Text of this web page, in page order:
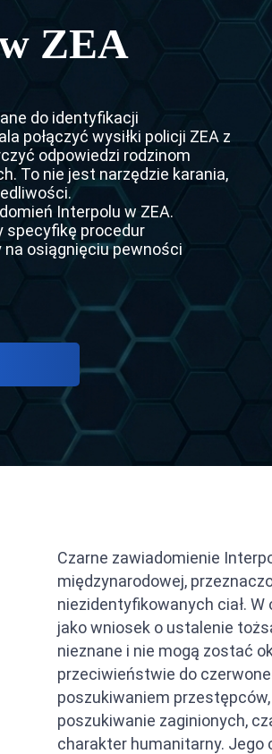
— 2026 Guide
a Włochami
Dominikańską
a Turcją
Saudyjską
Interpolu)
ZEA
do identyfikacji
połączyć wysiłki policji ZEA z
odpowiedzi rodzinom
To nie jest narzędzie karania,
Interpolu w ZEA.
specyfikę procedur
osiągnięciu pewności
Czarne zawiadomienie
międzynarodowej,
niezidentyfikowanych ciał.
jako wniosek o ustalenie
nieznane i nie mogą zostać
przeciwieństwie do
poszukiwaniem
poszukiwanie zaginionych,
charakter humanitarny.